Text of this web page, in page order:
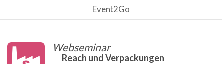
Event2Go
Webseminar
Reach und Verpackungen